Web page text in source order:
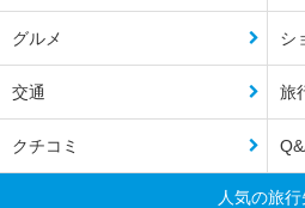
グルメ シ
交通 旅
クチコミ
人気の旅